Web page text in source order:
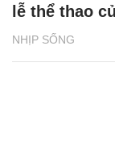
NHỊP SỐNG
lễ thể thao